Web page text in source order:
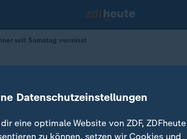
seit Samstag vermisst
seit Samstag vermisst
Datenschutzeinstellungen
eine optimale Website von ZDF,
zu können, setzen wir Cookies und